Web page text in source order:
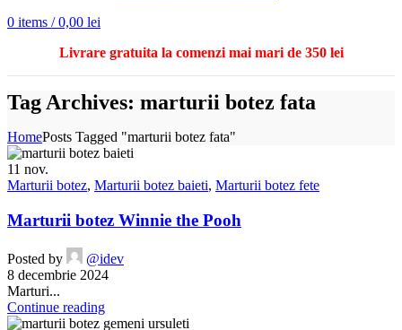
0 items / 0,00 lei
Livrare gratuita la comenzi mai mari de 350 lei
Tag Archives: marturii botez fata
HomePosts Tagged "marturii botez fata"
11 nov.
Marturii botez, Marturii botez baieti, Marturii botez fete
Marturii botez Winnie the Pooh
Posted by
@idev
8 decembrie 2024
Marturi...
Continue reading